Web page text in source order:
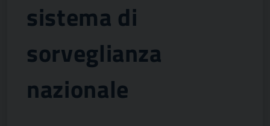
sistema di
sorveglianza
nazionale